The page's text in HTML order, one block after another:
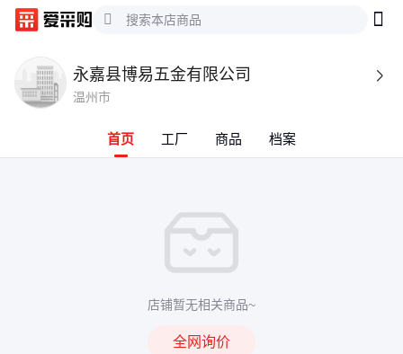
永嘉县博易五金有限公司 
温州市
首页 工厂 商品 档案
店铺暂无相关商品~
全网询价